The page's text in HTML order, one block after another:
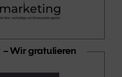
– Wir gratulieren